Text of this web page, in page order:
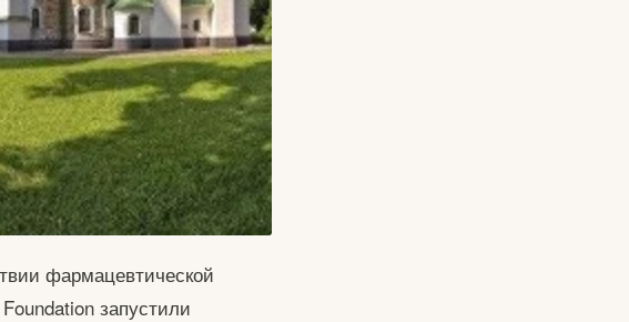
фармацевтической
запустили